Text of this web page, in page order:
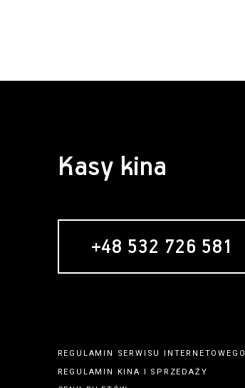
Kasy kina
+48 532 726 581
REGULAMIN SERWISU INTERNETOWEGO
REGULAMIN
KINA I SPRZEDAŻY